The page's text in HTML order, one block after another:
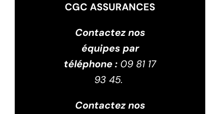
CGC ASSURANCES
Contactez nos
équipes par
téléphone : 09 81 17
93 45.
Contactez nos